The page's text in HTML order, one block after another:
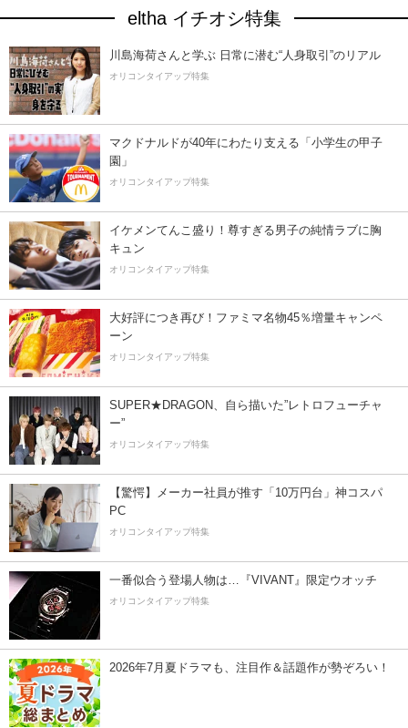
eltha イチオシ特集
川島海荷さんと学ぶ 日常に潜む“人身取引”のリアル
オリコンタイアップ特集
マクドナルドが40年にわたり支える「小学生の甲子
園」
オリコンタイアップ特集
イケメンてんこ盛り！尊すぎる男子の純情ラブに胸
キュン
オリコンタイアップ特集
大好評につき再び！ファミマ名物45％増量キャンペ
ーン
オリコンタイアップ特集
SUPER★DRAGON、自ら描いた”レトロフューチャ
ー”
オリコンタイアップ特集
【驚愕】メーカー社員が推す「10万円台」神コスパ
PC
オリコンタイアップ特集
一番似合う登場人物は…『VIVANT』限定ウオッチ
オリコンタイアップ特集
2026年7月夏ドラマも、注目作＆話題作が勢ぞろい！